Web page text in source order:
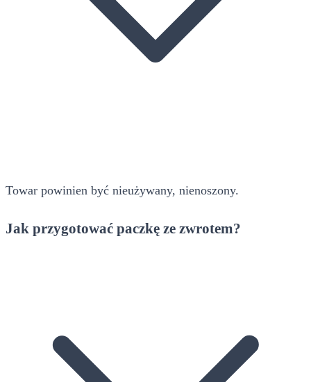
Towar powinien być nieużywany, nienoszony.
Jak przygotować paczkę ze zwrotem?